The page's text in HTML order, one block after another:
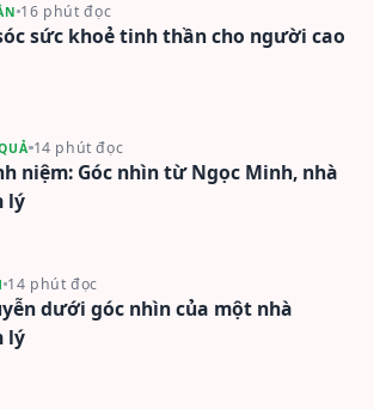
16 phút đọc
sức khoẻ tinh thần cho người cao
14 phút đọc
niệm: Góc nhìn từ Ngọc Minh, nhà
lý
14 phút đọc
dưới góc nhìn của một nhà
lý